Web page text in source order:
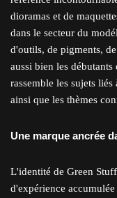
dioramas et de
dans le secteur du
d'outils, de pigments,
aussi bien les
rassemble les sujets
ainsi que les thèmes
Une marque ancrée
L'identité de Green
d'expérience